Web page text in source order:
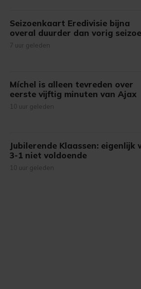
Seizoenkaart Eredivisie bijna
overal duurder dan vorig
7 uur geleden
Míchel is alleen tevreden over
eerste vijftig minuten van Ajax
10 uur geleden
Jubilerende Klaassen: eigenlijk
3-1 niet voldoende
10 uur geleden